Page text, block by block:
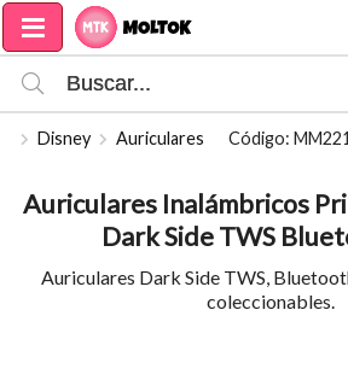
Compartir por email
Disney Auriculares Código:
Auriculares Inalámbricos
Dark Side TWS
Auriculares Dark Side TWS,
coleccionables.